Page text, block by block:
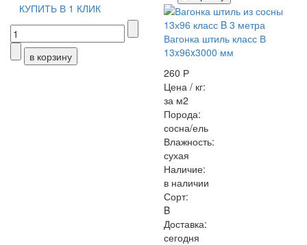
КУПИТЬ В 1 КЛИК
Вагонка штиль класс В
13x96x3000 мм
260 Р
Цена / кг:
за м2
Порода:
сосна/ель
Влажность:
сухая
Наличие:
в наличии
Сорт:
B
Доставка:
сегодня